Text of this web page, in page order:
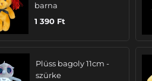
barna
1 390 Ft
Plüss bagoly 11cm -
szürke